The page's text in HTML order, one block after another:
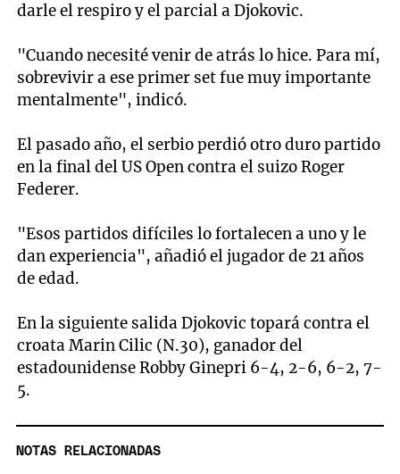
darle el respiro y el parcial a Djokovic.
"Cuando necesité venir de atrás lo hice. Para mí,
sobrevivir a ese primer set fue muy importante
mentalmente", indicó.
El pasado año, el serbio perdió otro duro partido
en la final del US Open contra el suizo Roger
Federer.
"Esos partidos difíciles lo fortalecen a uno y le
dan experiencia", añadió el jugador de 21 años
de edad.
En la siguiente salida Djokovic topará contra el
croata Marin Cilic (N.30), ganador del
estadounidense Robby Ginepri 6-4, 2-6, 6-2, 7-
5.
NOTAS RELACIONADAS